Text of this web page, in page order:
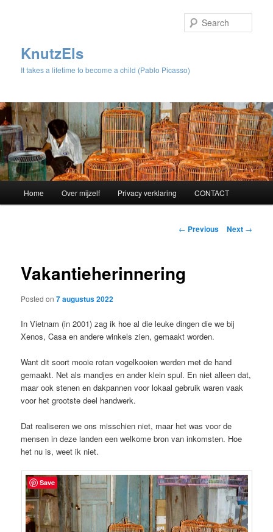
KnutzEls
It takes a lifetime to become a child (Pablo Picasso)
Skip
content
Home Over mijzelf Privacy verklaring CONTACT
Post
← Previous Next →
Vakantieherinnering
Posted on7 augustus 2022
In Vietnam (in 2001) zag ik hoe al die leuke dingen die we bij
Xenos, Casa en andere winkels zien, gemaakt worden.
Want dit soort mooie rotan vogelkooien werden met de hand
gemaakt. Net als mandjes en ander klein spul. En niet alleen dat,
maar ook stenen en dakpannen voor lokaal gebruik waren vaak
voor het grootste deel handwerk.
Dat realiseren we ons misschien niet, maar het was voor de
mensen in deze landen een welkome bron van inkomsten. Hoe
het nu is, weet ik niet.
Save